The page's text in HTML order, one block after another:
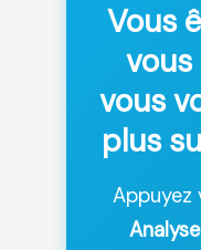
Vous
vous
vous
plus